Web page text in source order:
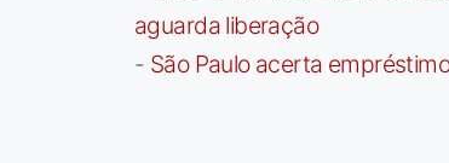
aguarda liberação
- São Paulo acerta